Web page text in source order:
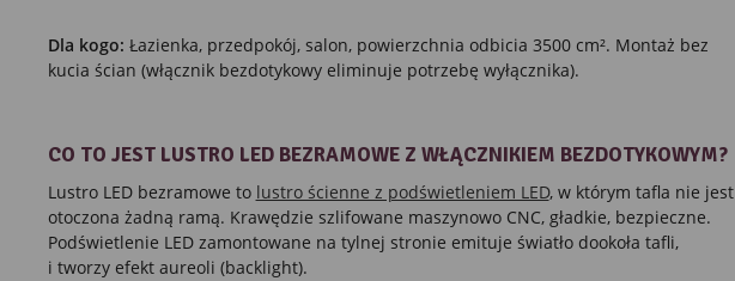
Dla kogo: Łazienka, przedpokój, salon, powierzchnia odbicia 3500 cm². Montaż bez
kucia ścian (włącznik bezdotykowy eliminuje potrzebę wyłącznika).
CO TO JEST LUSTRO LED BEZRAMOWE Z WŁĄCZNIKIEM BEZDOTYKOWYM?
Lustro LED bezramowe to lustro ścienne z podświetleniem LED, w którym tafla nie jest
otoczona żadną ramą. Krawędzie szlifowane maszynowo CNC, gładkie, bezpieczne.
Podświetlenie LED zamontowane na tylnej stronie emituje światło dookoła tafli,
i tworzy efekt aureoli (backlight).